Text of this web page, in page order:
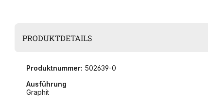
PRODUKTDETAILS
Produktnummer: 502639-0
Ausführung
Graphit